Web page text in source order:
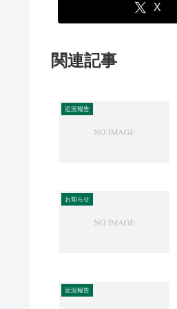
X
関連記事
近況報告
お知らせ
近況報告